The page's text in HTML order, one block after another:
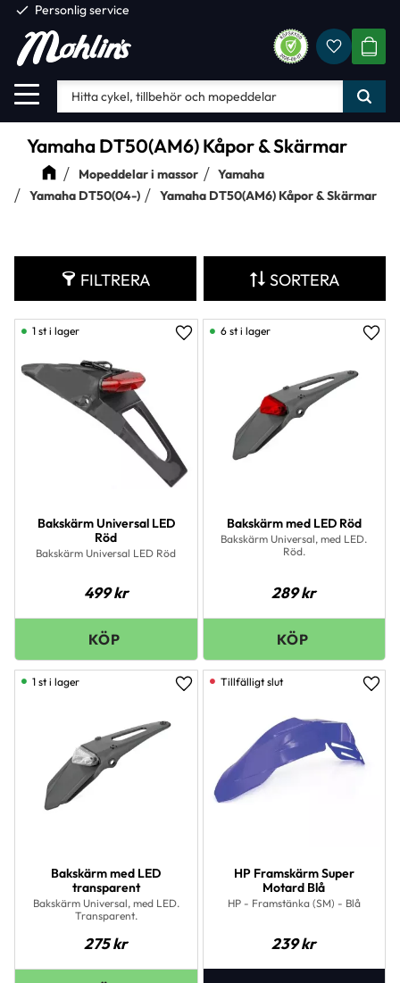
Meny
check Personlig service
Yamaha DT50(AM6) Kåpor & Skärmar
Mopeddelar i massor
Yamaha
Yamaha DT50(04-)
Yamaha DT50(AM6) Kåpor & Skärmar
FILTRERA SORTERA
Bakskärm Universal LED
Röd
Bakskärm Universal LED Röd
499kr
Lägg till i favoriter
1 st i lager
Bakskärm med LED Röd
Bakskärm Universal, med LED.
Röd.
289kr
6 st i lager
Bakskärm med LED
transparent
Bakskärm Universal, med LED.
Transparent.
275kr
Lägg till i favoriter
1 st i lager
HP Framskärm Super
Motard Blå
HP - Framstänka (SM) - Blå
239kr